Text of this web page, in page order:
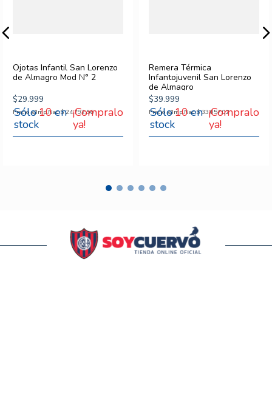
Ojotas Infantil San Lorenzo
de Almagro Mod N° 2
$29.999
Precio s/Imp.Nac $ 24.792,56
10
¡Compralo
ya!
Remera Térmica
Infantojuvenil San Lorenzo
de Almagro
$39.999
Precio s/Imp.Nac $ 33.057,02
10
¡Compralo
ya!